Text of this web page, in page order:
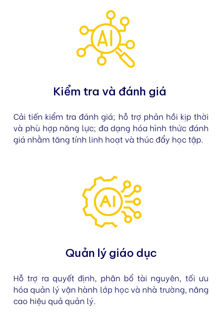
Kiểm tra và đánh giá
Cải tiến kiểm tra đánh giá; hỗ trợ phản hồi kịp thời
và phù hợp năng lực; đa dạng hóa hình thức đánh
giá nhằm tăng tính linh hoạt và thúc đẩy học tập.
Quản lý giáo dục
Hỗ trợ ra quyết định, phân bổ tài nguyên, tối ưu
hóa quản lý vận hành lớp học và nhà trường, nâng
cao hiệu quả quản lý.